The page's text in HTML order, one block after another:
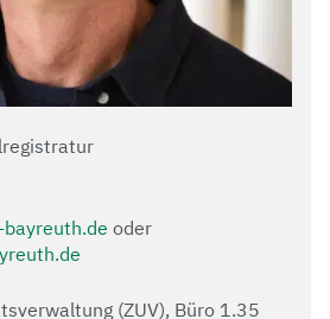
oder
(ZUV), Büro 1.35